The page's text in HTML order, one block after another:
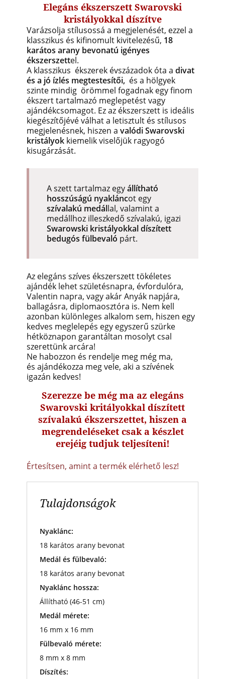
Elegáns ékszerszett Swarovski
kristályokkal díszítve
Varázsolja stílusossá a megjelenését, ezzel a
klasszikus és kifinomult kivitelezésű, 18
karátos arany bevonatú igényes
ékszerszettel.
A klasszikus ékszerek évszázadok óta a divat
és a jó ízlés megtestesítői, és a hölgyek
szinte mindig örömmel fogadnak egy finom
ékszert tartalmazó meglepetést vagy
ajándékcsomagot. Ez az ékszerszett is ideális
kiegészítőjévé válhat a letisztult és stílusos
megjelenésnek, hiszen a valódi Swarovski
kristályok kiemelik viselőjük ragyogó
kisugárzását.
A szett tartalmaz egyállítható
hosszúságú nyakláncot egy
szívalakú medállal, valamint a
medállhoz illeszkedő szívalakú, igazi
Swarowski kristályokkal díszített
bedugós fülbevaló párt.
Az elegáns szíves ékszerszett tökéletes
ajándék lehet születésnapra, évfordulóra,
Valentin napra, vagy akár Anyák napjára,
ballagásra, diplomaosztóra is. Nem kell
azonban különleges alkalom sem, hiszen egy
kedves meglelepés egy egyszerű szürke
hétköznapon garantáltan mosolyt csal
szerettünk arcára!
Ne habozzon és rendelje meg még ma,
és ajándékozza meg vele, aki a szívének
igazán kedves!
Szerezze be még ma az elegáns
Swarovski kritályokkal díszített
szívalakú ékszerszettet, hiszen a
megrendeléseket csak a készlet
erejéig tudjuk teljesíteni!
Értesítsen, amint a termék elérhető lesz!
Tulajdonságok
Nyaklánc:
18 karátos arany bevonat
Medál és fülbevaló:
18 karátos arany bevonat
Nyaklánc hossza:
Állítható (46-51 cm)
Medál mérete:
16 mm x 16 mm
Fülbevaló mérete:
8 mm x 8 mm
Díszítés: